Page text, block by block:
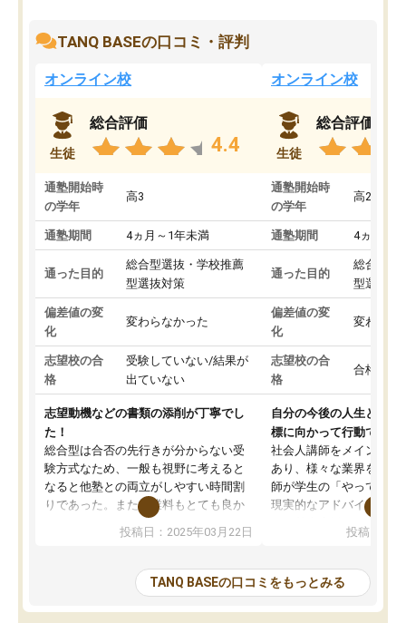
TANQ BASEの口コミ・評判
オンライン校
生徒
総合評価
4.4
通塾開始時
の学年
高3
通塾期間 4ヵ月～1年未満
通った目的
総合型選抜・学校推薦
型選抜対策
偏差値の変
化
変わらなかった
志望校の合
格
受験していない/結果が
出ていない
志望動機などの書類の添削が丁寧でし
た！
総合型は合否の先行きが分からない受
験方式なため、一般も視野に考えると
なると他塾との両立がしやすい時間割
りであった。また授業料もとても良か
総合型の多くの塾は大学生が見ること
大学生の目だけでなく、数人の大人に
も目を通して頂ける。そのため多くの
意見を聞くことができ、より良いもの
投稿日：2025年03月22日
オンライン校
生徒
総合評価
通塾開始時
の学年
高2
通塾期間 4ヵ月～1
通った目的
総合型選
型選抜対
偏差値の変
化
変わらな
志望校の合
格
合格した
自分の今後の人生と真剣
標に向かって行動できる
社会人講師をメインとし
あり、様々な業界を経験
師が学生の「やってみた
現実的なアドバイスを行
分野について学生知識
総合型選抜対策として志
接・小論文などの技術指
ション内容になっていま
投稿日：
TANQ BASEの口コミをもっとみる